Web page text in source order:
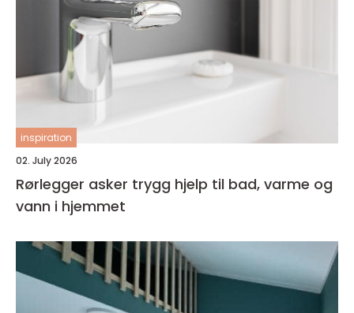
inspiration
02. July 2026
Rørlegger asker trygg hjelp til bad, varme og
vann i hjemmet